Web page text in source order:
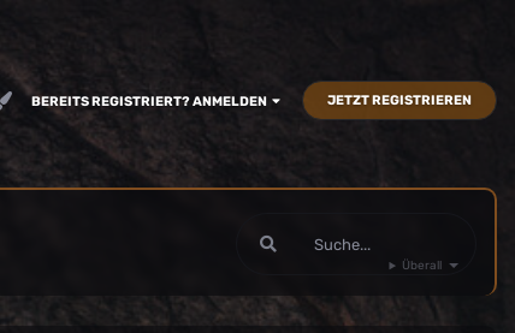
BEREITS REGISTRIERT? ANMELDEN JETZT REGISTRIEREN
Überall